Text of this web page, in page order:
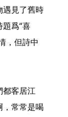
遇見了舊時
爲“喜
，但詩中
都客居江
常常是喝